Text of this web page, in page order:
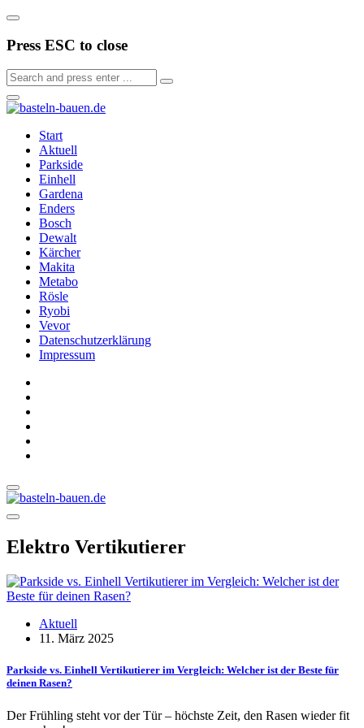
Press ESC to close
Start
Aktuell
Parkside
Einhell
Gardena
Enders
Bosch
Dewalt
Kärcher
Makita
Metabo
Rösle
Ryobi
Vevor
Datenschutzerklärung
Impressum
Elektro Vertikutierer
Aktuell
11. März 2025
Parkside vs. Einhell Vertikutierer im Vergleich: Welcher ist der Beste für
deinen Rasen?
Der Frühling steht vor der Tür – höchste Zeit, den Rasen wieder fit